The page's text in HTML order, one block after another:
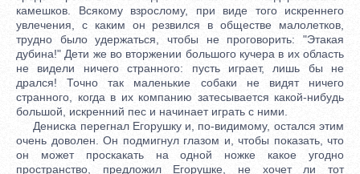
камешков. Всякому взрослому, при виде того искреннего
увлечения, с каким он резвился в обществе малолетков,
трудно было удержаться, чтобы не проговорить: "Этакая
дубина!" Дети же во вторжении большого кучера в их область
не видели ничего странного: пусть играет, лишь бы не
дрался! Точно так маленькие собаки не видят ничего
странного, когда в их компанию затесывается какой-нибудь
большой, искренний пес и начинает играть с ними.
Дениска перегнал Егорушку и, по-видимому, остался этим
очень доволен. Он подмигнул глазом и, чтобы показать, что
он может проскакать на одной ножке какое угодно
пространство, предложил Егорушке, не хочет ли тот